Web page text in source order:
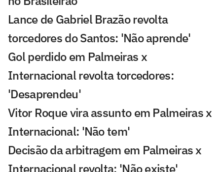
Lance de Gabriel Brazão revolta
torcedores do Santos: 'Não aprende'
Gol perdido em Palmeiras x
Internacional revolta torcedores:
'Desaprendeu'
Vitor Roque vira assunto em Palmeiras x
Internacional: 'Não tem'
Decisão da arbitragem em Palmeiras x
Internacional revolta: 'Não existe'